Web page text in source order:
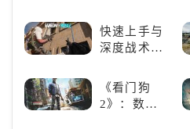
2K24梦幻球
队》类似游
快速上手与
深度战术兼
六号M》是
否值得入
《看门狗
2》：数字